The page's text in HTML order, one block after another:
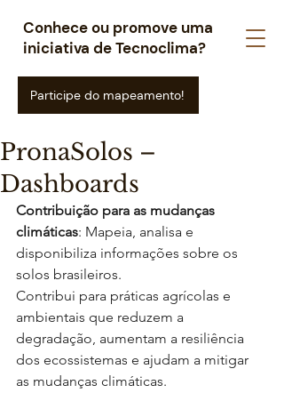
Conhece ou promove uma
iniciativa de Tecnoclima?
Participe do mapeamento!
PronaSolos –
Dashboards
Contribuição para as mudanças
climáticas: Mapeia, analisa e
disponibiliza informações sobre os
solos brasileiros.
Contribui para práticas agrícolas e
ambientais que reduzem a
degradação, aumentam a resiliência
dos ecossistemas e ajudam a mitigar
as mudanças climáticas.